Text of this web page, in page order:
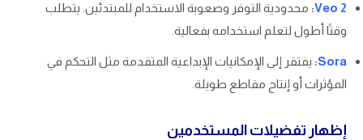
Veo 2
: محدودية التوفر وصعوبة الاستخدام للمبتدئين. يتطلب
وقتًا أطول لتعلم استخدامه بفعالية.
Sora
: يفتقر إلى الإمكانيات الإبداعية المتقدمة مثل التحكم في
المؤثرات أو إنتاج مقاطع طويلة.
إظهار تفضيلات المستخدمين